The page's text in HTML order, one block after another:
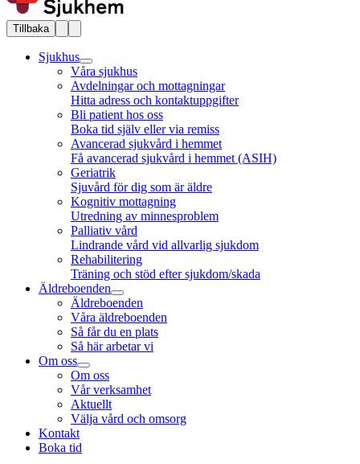
Tillbaka
Sjukhus
Våra sjukhus
Avdelningar och mottagningar
Hitta adress och kontaktuppgifter
Bli patient hos oss
Boka tid själv eller via remiss
Avancerad sjukvård i hemmet
Få avancerad sjukvård i hemmet (ASIH)
Geriatrik
Sjuvård för dig som är äldre
Kognitiv mottagning
Utredning av minnesproblem
Palliativ vård
Lindrande vård vid allvarlig sjukdom
Rehabilitering
Träning och stöd efter sjukdom/skada
Äldreboenden
Äldreboenden
Våra äldreboenden
Så får du en plats
Så här arbetar vi
Om oss
Om oss
Vår verksamhet
Aktuellt
Välja vård och omsorg
Kontakt
Boka tid